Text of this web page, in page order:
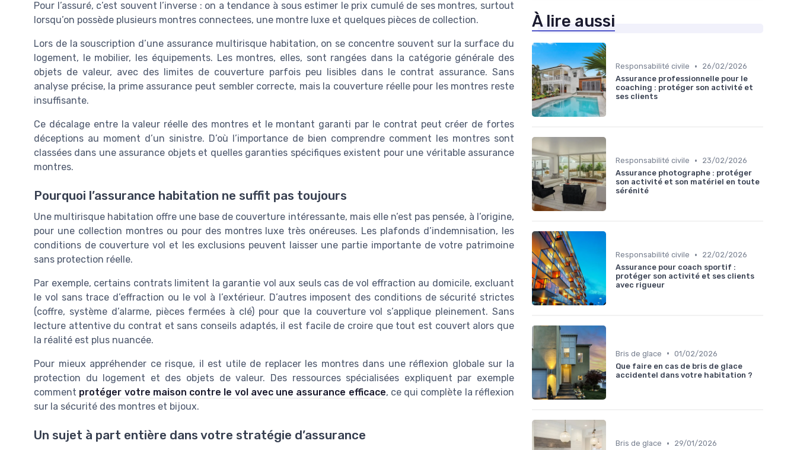
Pour l’assuré, c’est souvent l’inverse : on a tendance à sous estimer le prix cumulé de ses montres, surtout
lorsqu’on possède plusieurs montres connectees, une montre luxe et quelques pièces de collection.
Lors de la souscription d’une assurance multirisque habitation, on se concentre souvent sur la surface du
logement, le mobilier, les équipements. Les montres, elles, sont rangées dans la catégorie générale des
objets de valeur, avec des limites de couverture parfois peu lisibles dans le contrat assurance. Sans
analyse précise, la prime assurance peut sembler correcte, mais la couverture réelle pour les montres reste
insuffisante.
Ce décalage entre la valeur réelle des montres et le montant garanti par le contrat peut créer de fortes
déceptions au moment d’un sinistre. D’où l’importance de bien comprendre comment les montres sont
classées dans une assurance objets et quelles garanties spécifiques existent pour une véritable assurance
montres.
Pourquoi l’assurance habitation ne suffit pas toujours
Une multirisque habitation offre une base de couverture intéressante, mais elle n’est pas pensée, à l’origine,
pour une collection montres ou pour des montres luxe très onéreuses. Les plafonds d’indemnisation, les
conditions de couverture vol et les exclusions peuvent laisser une partie importante de votre patrimoine
sans protection réelle.
Par exemple, certains contrats limitent la garantie vol aux seuls cas de vol effraction au domicile, excluant
le vol sans trace d’effraction ou le vol à l’extérieur. D’autres imposent des conditions de sécurité strictes
(coffre, système d’alarme, pièces fermées à clé) pour que la couverture vol s’applique pleinement. Sans
lecture attentive du contrat et sans conseils adaptés, il est facile de croire que tout est couvert alors que
la réalité est plus nuancée.
Pour mieux appréhender ce risque, il est utile de replacer les montres dans une réflexion globale sur la
protection du logement et des objets de valeur. Des ressources spécialisées expliquent par exemple
comment protéger votre maison contre le vol avec une assurance efficace, ce qui complète la réflexion
sur la sécurité des montres et bijoux.
Un sujet à part entière dans votre stratégie d’assurance
À lire aussi
Responsabilité civile •
26/02/2026
Assurance professionnelle pour le
coaching : protéger son activité et
ses clients
Responsabilité civile •
23/02/2026
Assurance photographe : protéger
son activité et son matériel en toute
sérénité
Responsabilité civile •
22/02/2026
Assurance pour coach sportif :
protéger son activité et ses clients
avec rigueur
Bris de glace • 01/02/2026
Que faire en cas de bris de glace
accidentel dans votre habitation ?
Bris de glace •
29/01/2026